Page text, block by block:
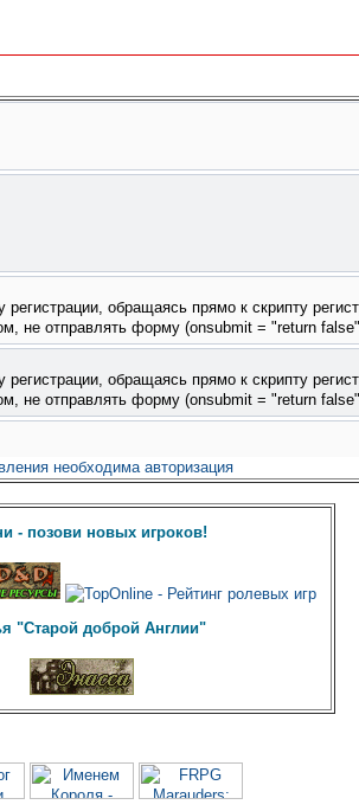
необходима авторизация
- позови новых игроков!
"Старой доброй Англии"